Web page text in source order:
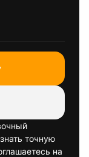
точную
на